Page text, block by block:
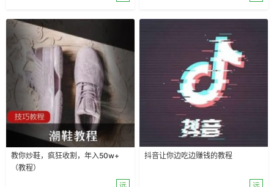
教你炒鞋，疯狂收割，年入50w+
（教程）
抖音让你边吃边赚钱的教程